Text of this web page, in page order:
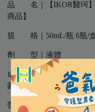
品 名｜【IKOR醫珂】
商品】
規 格｜50mL/瓶 6瓶/
劑 型｜液體
成 份｜日本鮭魚鼻萃取
圓酵母萃取物(含穀胱甘
營養標示｜每一份量50毫